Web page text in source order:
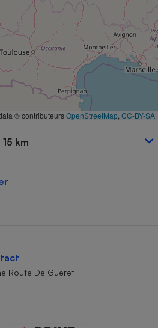
© contributeursOpenStreetMap CC-BY-SA
km
Route De Gueret
Complément
alimentaire
Assurance emprunteur
Banque
Petit électroménager -
Téléphone mobile -
Matelas
Mutuelle